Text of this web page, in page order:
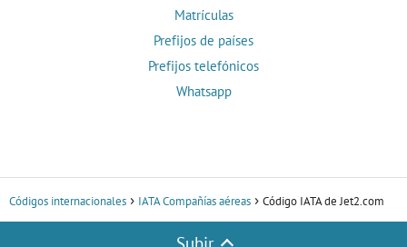
Matrículas
Prefijos de países
Prefijos telefónicos
Whatsapp
Códigos internacionales IATA Compañías aéreas Código IATA de Jet2.com